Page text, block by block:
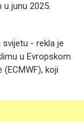
junu 2025.
- rekla je
u Evropskom
koji